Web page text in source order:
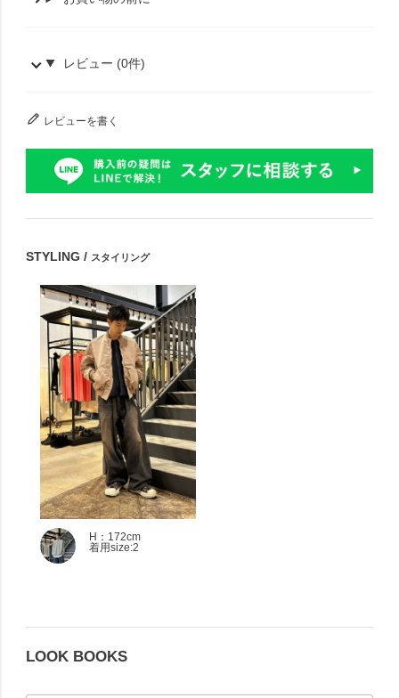
レビュー (0件)
レビューを書く
STYLING / スタイリング
H：172cm
着用size:2
LOOK BOOKS